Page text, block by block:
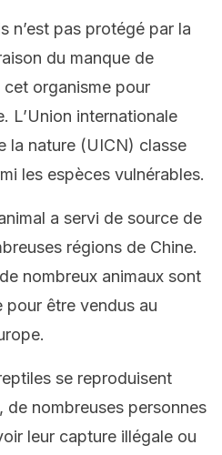
n’est pas protégé par la
du manque de
cet organisme pour
L’Union internationale
la nature (UICN) classe
les espèces vulnérables.
a servi de source de
régions de Chine.
nombreux animaux sont
pour être vendus au
se reproduisent
nombreuses personnes
leur capture illégale ou